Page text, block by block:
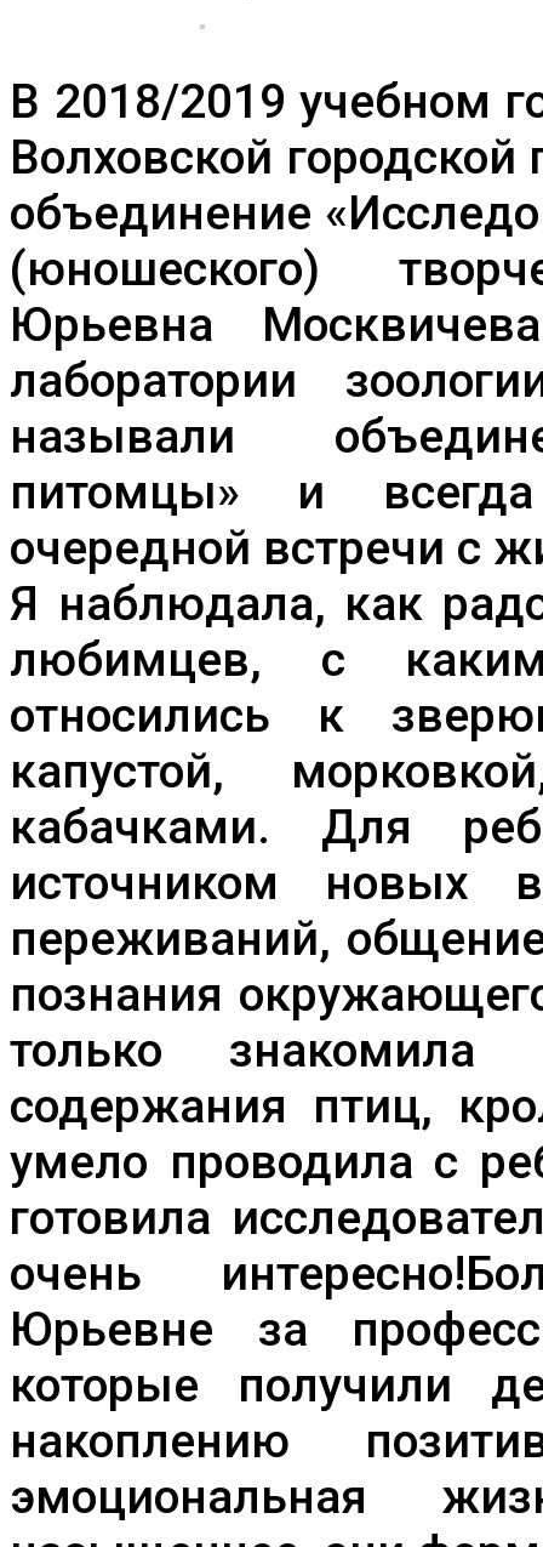
и
положительные
В 2018/2019 учебном
Волховской
объединение
(юношеского)
Юрьевна
лаборатории
называли
питомцы» и
очередной встречи с
Я наблюдала, как
любимцев, с
относились к
капустой,
кабачками. Для
источником новых
переживаний,
познания
только знакомила
содержания птиц,
умело проводила с
готовила
очень
Юрьевне за
которые получили
накоплению
эмоциональная